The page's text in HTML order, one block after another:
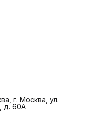
г. Москва, ул.
д. 60А